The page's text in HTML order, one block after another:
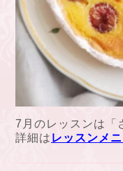
7月のレッスンは「
詳細は レッスンメ